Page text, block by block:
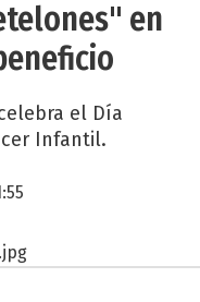
en
el Día
Infantil.